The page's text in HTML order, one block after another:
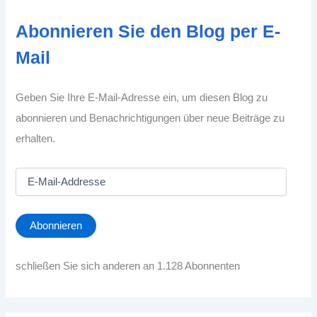
Abonnieren Sie den Blog per E-
Mail
Geben Sie Ihre E-Mail-Adresse ein, um diesen Blog zu
abonnieren und Benachrichtigungen über neue Beiträge zu
erhalten.
a
i
A
Abonnieren
schließen Sie sich anderen an 1.128 Abonnenten